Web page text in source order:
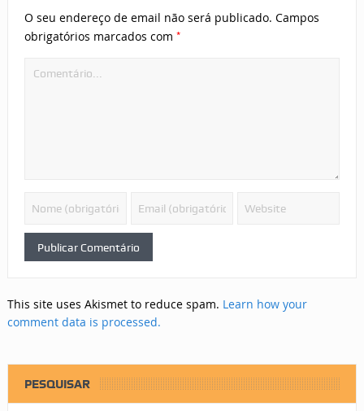
O seu endereço de email não será publicado. Campos
obrigatórios marcados com *
This site uses Akismet to reduce spam. Learn how your
comment data is processed.
PESQUISAR